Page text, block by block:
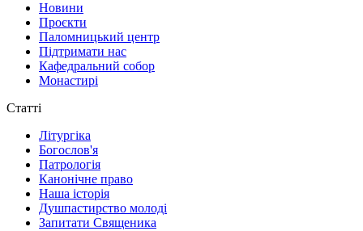
Новини
Проєкти
Паломницький центр
Підтримати нас
Кафедральний собор
Монастирі
Статті
Літургіка
Богослов'я
Патрологія
Канонічне право
Наша історія
Душпастирство молоді
Запитати Священика